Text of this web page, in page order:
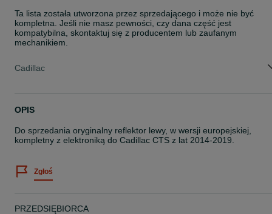
Ta lista została utworzona przez sprzedającego i może nie być
kompletna. Jeśli nie masz pewności, czy dana część jest
kompatybilna, skontaktuj się z producentem lub zaufanym
mechanikiem.
Cadillac
OPIS
Do sprzedania oryginalny reflektor lewy, w wersji europejskiej,
kompletny z elektroniką do Cadillac CTS z lat 2014-2019.
Zgłoś
PRZEDSIĘBIORCA